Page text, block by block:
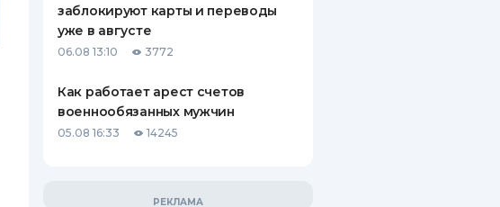
заблокируют карты и переводы
уже в августе
06.08 13:10 3772
Как работает арест счетов
военнообязанных мужчин
05.08 16:33 14245